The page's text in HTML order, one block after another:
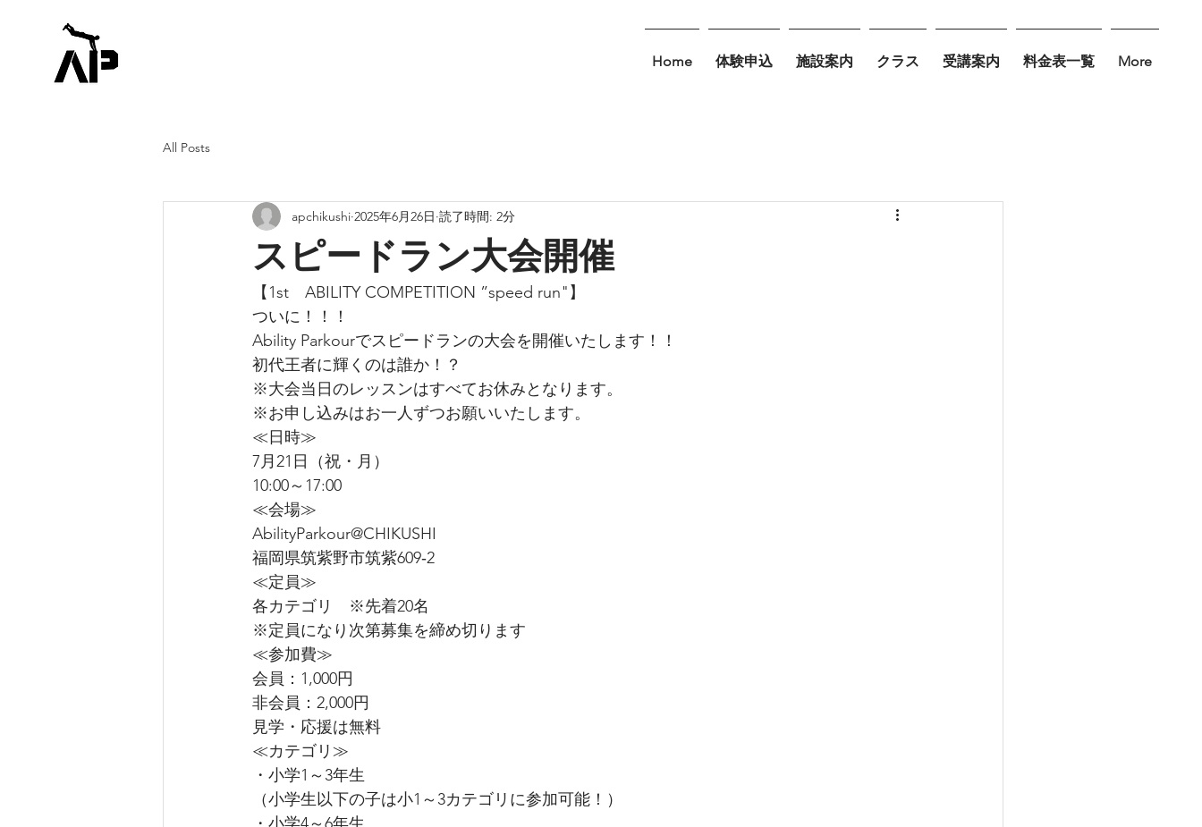
Home 体験申込 施設案内 クラス 受講案内 料金表一覧 More
All Posts
スピードラン大会開催
apchikushi 2025年6月26日 読了時間: 2分
【1st　ABILITY COMPETITION ”speed run"】
ついに！！！
Ability Parkourでスピードランの大会を開催いたします！！
初代王者に輝くのは誰か！？
※大会当日のレッスンはすべてお休みとなります。
※お申し込みはお一人ずつお願いいたします。
≪日時≫
7月21日（祝・月）
10:00～17:00
≪会場≫
AbilityParkour@CHIKUSHI
福岡県筑紫野市筑紫609‐2
≪定員≫
各カテゴリ　※先着20名
※定員になり次第募集を締め切ります
≪参加費≫
会員：1,000円
非会員：2,000円
見学・応援は無料
≪カテゴリ≫
・小学1～3年生
（小学生以下の子は小1～3カテゴリに参加可能！）